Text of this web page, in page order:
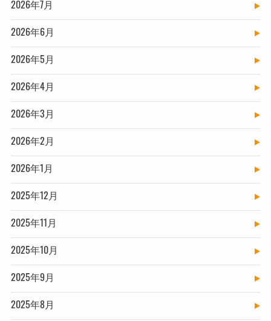
2026年7月
2026年6月
2026年5月
2026年4月
2026年3月
2026年2月
2026年1月
2025年12月
2025年11月
2025年10月
2025年9月
2025年8月